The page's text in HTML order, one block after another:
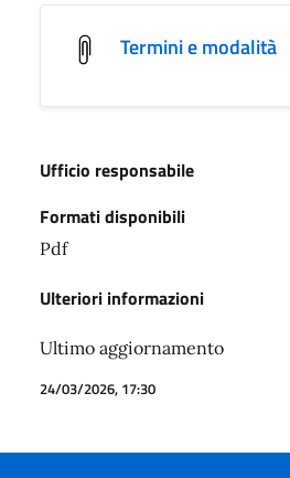
Termini e modalità
Ufficio responsabile
Formati disponibili
Pdf
Ulteriori informazioni
Ultimo aggiornamento
24/03/2026, 17:30